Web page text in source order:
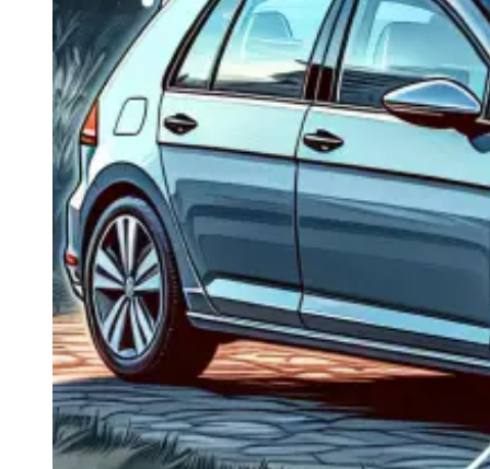
Navigație Ford Focus 1
Navigație Ford Focus 2
Navigație Ford Focus MK3
Navigație Ford Mondeo MK3
Navigație Ford Mondeo MK4
Navigație Ford Transit
Mercedes
Navigație Mercedes C Class W203
Navigație Mercedes C Class W204
Navigație Mercedes W203
Navigație Mercedes W204
Navigație Mercedes W211
Navigație Mercedes Sprinter
Passat
Navigație Passat B5
Navigație Passat B5 5
Navigație Passat B6
Navigație Passat B7
Navigație Passat B8
Navigație Passat CC
Skoda
Navigație Skoda Fabia 1
Navigație Skoda Fabia 2